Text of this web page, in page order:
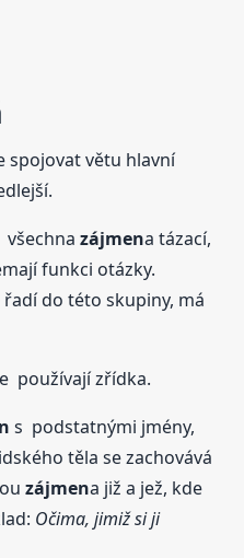
spojovat větu hlavní
všechnazájmena tázací,
funkci otázky.
do této skupiny, má
používají zřídka.
s podstatnými jmény,
těla se zachovává
zájmena již a jež, kde
Očima, jimiž si ji